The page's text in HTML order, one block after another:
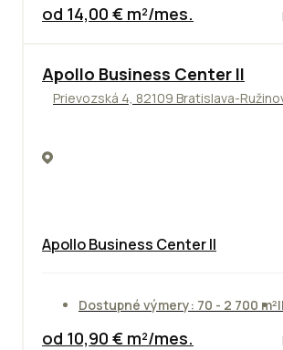
od 14,00 € m²/mes.
TOP NOVINKA ODPORÚČAME
Apollo Business Center II
Prievozská 4, 82109 Bratislava-
Apollo Business Center II
Dostupné výmery: 70 - 2 700 m²
od 10,90 € m²/mes.